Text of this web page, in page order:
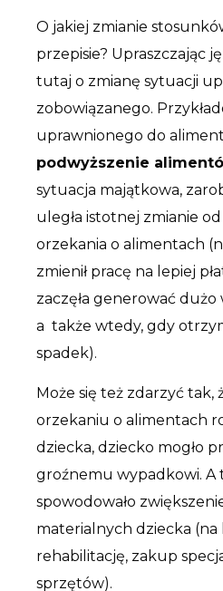
O jakiej zmianie
przepisie? Upraszczając
tutaj o zmianę sytuacji
zobowiązanego.
uprawnionego do
podwyższenie
sytuacja majątkowa,
uległa istotnej zmianie
orzekania o alimentach
zmienił pracę na lepiej
zaczęła generować dużo
a także wtedy, gdy
spadek).
Może się też zdarzyć tak,
orzekaniu o alimentach
dziecka, dziecko mogło
groźnemu wypadkowi. A
spowodowało
materialnych dziecka (na
rehabilitację, zakup
sprzętów).